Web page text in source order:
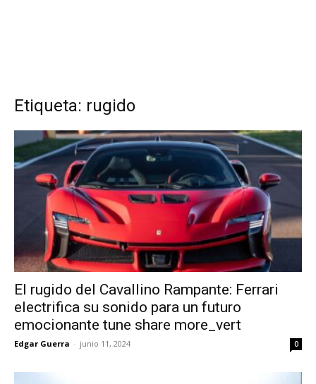
Etiqueta: rugido
El rugido del Cavallino Rampante: Ferrari
electrifica su sonido para un futuro
emocionante tune share more_vert
Edgar Guerra - junio 11, 2024 0